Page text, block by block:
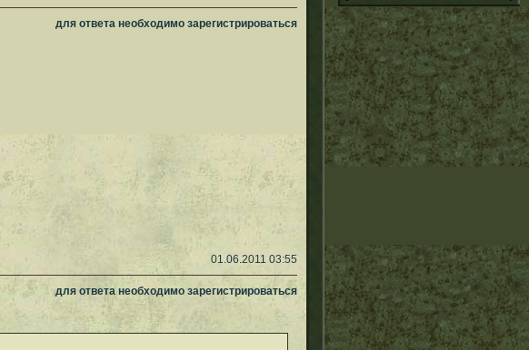
для ответа необходимо зарегистрироваться
01.06.2011 03:55
для ответа необходимо зарегистрироваться